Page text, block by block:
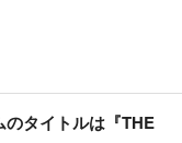
タイトルは『THE